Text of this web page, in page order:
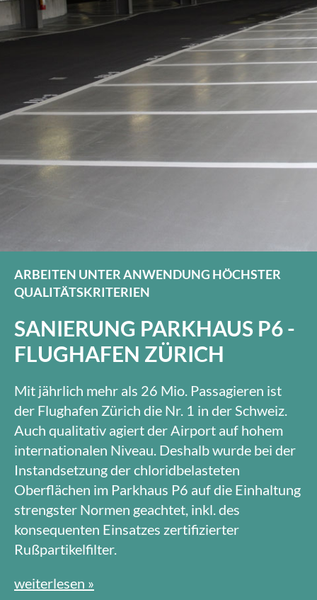
ARBEITEN UNTER ANWENDUNG HÖCHSTER
QUALITÄTSKRITERIEN
SANIERUNG PARKHAUS P6 -
FLUGHAFEN ZÜRICH
Mit jährlich mehr als 26 Mio. Passagieren ist
der Flughafen Zürich die Nr. 1 in der Schweiz.
Auch qualitativ agiert der Airport auf hohem
internationalen Niveau. Deshalb wurde bei der
Instandsetzung der chloridbelasteten
Oberflächen im Parkhaus P6 auf die Einhaltung
strengster Normen geachtet, inkl. des
konsequenten Einsatzes zertifizierter
Rußpartikelfilter.
weiterlesen »